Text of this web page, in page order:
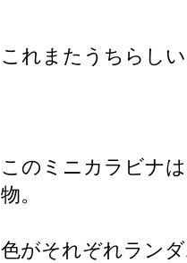
これまたうちらし
このミニカラビナ
物。
色がそれぞれラン